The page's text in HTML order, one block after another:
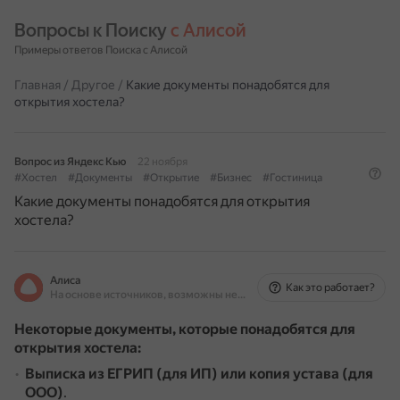
Вопросы к Поиску с Алисой
Примеры ответов Поиска с Алисой
Главная / Другое / Какие документы понадобятся для
открытия хостела?
Вопрос из Яндекс Кью
22 ноября
#Хостел
#Документы #Открытие #Бизнес #Гостиница
Какие документы понадобятся для открытия
хостела?
Алиса
На основе источников, возможны неточности
Как это работает?
Некоторые документы, которые понадобятся для
открытия хостела:
Выписка из ЕГРИП (для ИП) или копия устава (для
ООО).